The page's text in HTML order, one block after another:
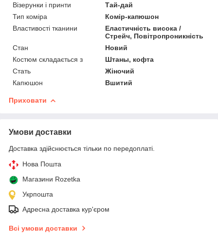
Візерунки і принти
Тай-дай
Тип коміра
Комір-капюшон
Властивості тканини
Еластичність висока /
Стрейч, Повітропроникність
Стан
Новий
Костюм складається з
Штаны, кофта
Стать
Жіночий
Капюшон
Вшитий
Приховати
Умови доставки
Доставка здійснюється тільки по передоплаті.
Нова Пошта
Магазини Rozetka
Укрпошта
Адресна доставка кур'єром
Всі умови доставки